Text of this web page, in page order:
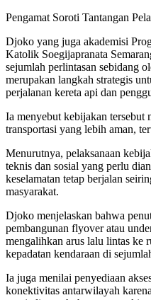
Pengamat Soroti Tantangan
Djoko yang juga akademisi
Katolik Soegijapranata
sejumlah perlintasan sebidang
merupakan langkah strategis
perjalanan kereta api dan
Ia menyebut kebijakan tersebut
transportasi yang lebih aman,
Menurutnya, pelaksanaan
teknis dan sosial yang perlu
keselamatan tetap berjalan
masyarakat.
Djoko menjelaskan bahwa
pembangunan flyover atau
mengalihkan arus lalu lintas ke
kepadatan kendaraan di
Ia juga menilai penyediaan
konektivitas antarwilayah